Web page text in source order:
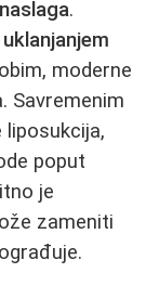
.
uklanjanjem
moderne
Savremenim
liposukcija,
poput
je
zameniti